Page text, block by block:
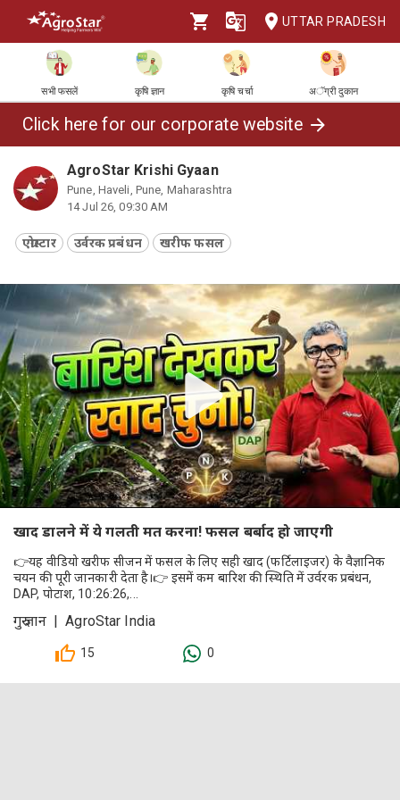
UTTAR PRADESH
सभी फसलें कृषि ज्ञान कृषि चर्चा अॅग्री दुकान
Click here for our corporate website
AgroStar Krishi Gyaan
Pune, Haveli, Pune, Maharashtra
14 Jul 26, 09:30 AM
एग्रोस्टार उर्वरक प्रबंधन खरीफ फसल
खाद डालने में ये गलती मत करना! फसल बर्बाद हो जाएगी
👉यह वीडियो खरीफ सीजन में फसल के लिए सही खाद (फर्टिलाइजर) के वैज्ञानिक
चयन की पूरी जानकारी देता है।👉 इसमें कम बारिश की स्थिति में उर्वरक प्रबंधन,
DAP, पोटाश, 10:26:26,...
गुरु ज्ञान | AgroStar India
15 0